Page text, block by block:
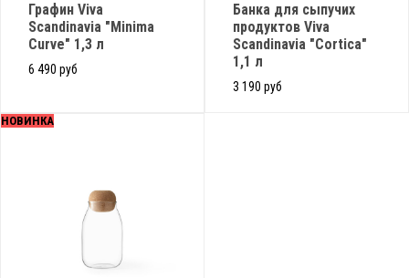
Графин Viva
Scandinavia "Minima
Curve" 1,3 л
6 490 руб
Банка для сыпучих
продуктов Viva
Scandinavia "Cortica"
1,1 л
3 190 руб
НОВИНКА